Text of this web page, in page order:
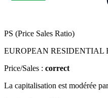
PS (Price Sales Ratio)
EUROPEAN RESIDENTIAL
Price/Sales : correct
La capitalisation est modérée